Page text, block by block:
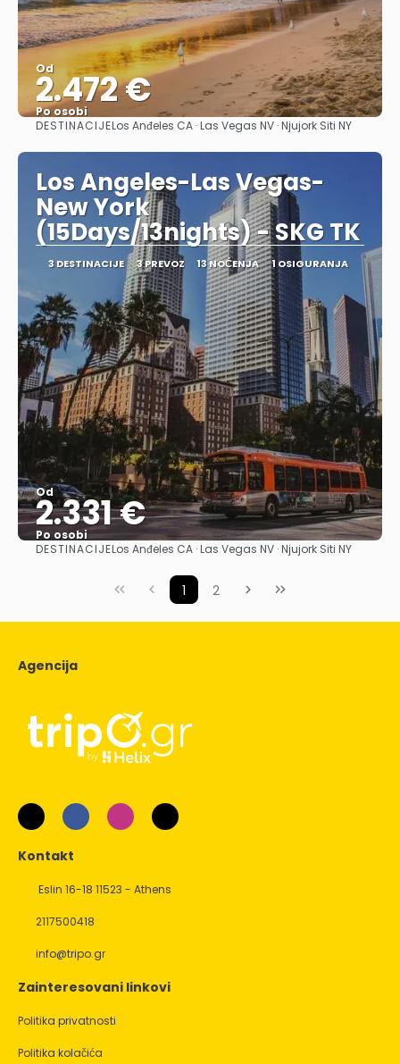
Od
2.472 €
Po osobi
Pogledajte
DESTINACIJELos Anđeles CA · Las Vegas NV · Njujork Siti NY
Los Angeles-Las Vegas-
New York
(15Days/13nights) - SKG TK
3 DESTINACIJE 3 PREVOZ 13 NOĆENJA 1 OSIGURANJA
Od
2.331 €
Po osobi
Pogledajte
DESTINACIJELos Anđeles CA · Las Vegas NV · Njujork Siti NY
1 2
Agencija
Kontakt
Eslin 16-18 11523 - Athens
2117500418
info@tripo.gr
Zainteresovani linkovi
Politika privatnosti
Politika kolačića